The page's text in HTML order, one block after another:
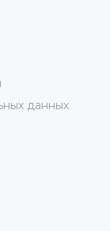
данных